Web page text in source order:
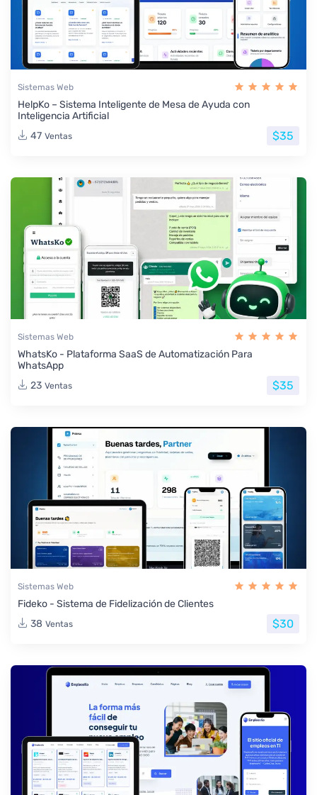
Sistemas Web
HelpKo – Sistema Inteligente de Mesa de Ayuda con
Inteligencia Artificial
47 Ventas $35
Sistemas Web
WhatsKo - Plataforma SaaS de Automatización Para
WhatsApp
23 Ventas $35
Sistemas Web
Fideko - Sistema de Fidelización de Clientes
38 Ventas $30